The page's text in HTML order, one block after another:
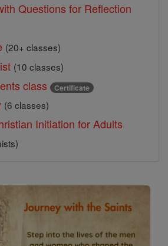
Questions for Reflection
(20+ classes)
(10 classes)
class Certificate
(6 classes)
Initiation for Adults